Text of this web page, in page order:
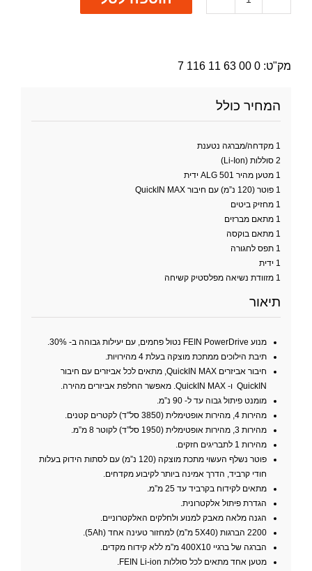
כמות
ASCM
עם
נרחב
מק"ט: 0 00 63 11 116 7
המחיר כולל
1 מקדחה/מברגה נטענת
2 סוללות (Li-Ion)
1 מטען מהיר ALG 501 ידית
1 פוטר (120 נ”מ) עם חיבור QuickIN MAX
1 מחזיק ביטים
1 מתאם מברזים
1 מתאם בוקסה
1 תפס לחגורה
1 ידית
1 מזוודת נשיאה מפלסטיק קשיחה
תיאור
מנוע FEIN PowerDrive נטול פחמים, עם יעילות גבוהה ב- 30%.
תיבת הילוכים ממתכת מוצקה בעלת 4 מהירויות.
חיבור אביזרים QuickIN MAX, מתאים לכל אביזרים עם חיבור
QuickIN ו- QuickIN MAX. מאפשר החלפת אביזרים מהירה.
מומנט פיתול גבוה עד ל- 90 נ”מ.
מהירות 4, מהירות אופטימלית (3850 סל”ד) לקטרים קטנים.
מהירות 3, מהירות אופטימלית (1950 סל”ד) לקוטר 8 מ”מ.
מהירות 1 לתבריגים חזקים.
פוטר נשלף העשוי מתכת מוצקה (120 נ”מ) עם לסתות הידוק בעלות
חודי קרביד, הדרך אמינה ביותר לקיבוע מקדחים.
מתאים לקידוח בקרביד עד 25 מ”מ.
הגדרת פיתול אלקטרונית.
הגנה מלאה מאבק למנוע ולחלקים האלקטרוניים.
2200 הברגות (5X40 מ”מ) למחזור טעינה אחד (5Ah).
הברגה של ברגיי 400X10 מ”מ ללא קידוח מקדים.
מטען אחד מתאים לכל סוללות FEIN Li-ion.